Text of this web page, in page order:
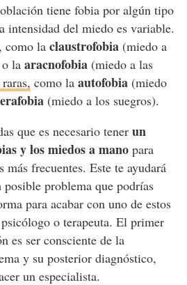
tiene fobia por algún tipo
intensidad del miedo es variable.
como la claustrofobia(miedo a
la aracnofobia(miedo a las
como la autofobia(miedo
(miedo a los suegros).
que es necesario tener un
y los miedos a manopara
frecuentes. Este te ayudará
problema que podrías
para acabar con uno de estos
o terapeuta. El primer
es ser consciente de la
y su posterior diagnóstico,
un especialista.